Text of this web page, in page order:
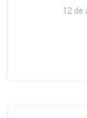
12 de